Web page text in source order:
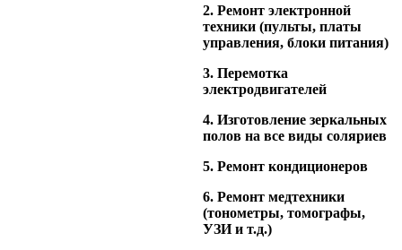
2. Ремонт электронной
техники (пульты, платы
управления, блоки питания)
3. Перемотка
электродвигателей
4. Изготовление зеркальных
полов на все виды соляриев
5. Ремонт кондиционеров
6. Ремонт медтехники
(тонометры, томографы,
УЗИ и т.д.)